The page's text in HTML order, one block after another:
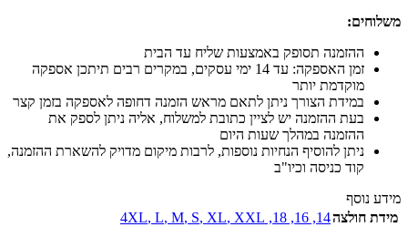
משלוחים:
ההזמנה תסופק באמצעות שליח עד הבית
זמן האספקה: עד 14 ימי עסקים, במקרים רבים תיתכן אספקה
מוקדמת יותר
במידת הצורך ניתן לתאם מראש הזמנה דחופה לאספקה בזמן קצר
בעת ההזמנה יש לציין כתובת למשלוח, אליה ניתן לספק את
ההזמנה במהלך שעות היום
ניתן להוסיף הנחיות נוספות, לרבות מיקום מדויק להשארת ההזמנה,
קוד כניסה וכיו"ב
מידע נוסף
מידת חולצה14
,
16
,
18
,
4XL, L, M, S, XL, XXL